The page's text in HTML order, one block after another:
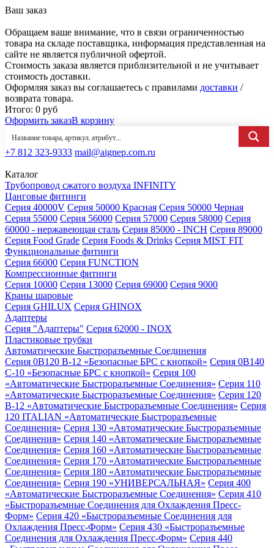
Ваш заказ
Обращаем ваше внимание, что в связи ограниченностью
товара на складе поставщика, информация представленная на
сайте не является публичной офертой.
Стоимость заказа является приблизительной и не учитывает
стоимость доставки.
Оформляя заказ вы соглашаетесь с правилами доставки /
возврата товара.
Итого: 0 руб
Оформить заказВ корзину
+7 812 323-9333 mail@aignep.com.ru
Каталог
Трубопровод сжатого воздуха INFINITY
Цанговые фитинги
Серия 40000V Серия 50000 Красная Серия 50000 Черная
Серия 55000 Серия 56000 Серия 57000 Серия 58000 Серия
60000 - нержавеющая сталь Серия 85000 - INCH Серия 89000
Серия Food Grade Серия Foods & Drinks Серия MIST FIT
Функциональные фитинги
Серия 66000 Серия FUNCTION
Компрессионные фитинги
Серия 10000 Серия 13000 Серия 69000 Серия 9000
Краны шаровые
Серия GHILUX Серия GHINOX
Адаптеры
Серия "Адаптеры" Серия 62000 - INOX
Пластиковые трубки
Автоматические Быстроразъемные Соединения
Серия 0B120 B-12 «Безопасные БРС с кнопкой» Серия 0B140
C-10 «Безопасные БРС с кнопкой» Серия 100
«Автоматические Быстроразъемные Соединения» Серия 110
«Автоматические Быстроразъемные Соединения» Серия 120
B-12 «Автоматические Быстроразъемные Соединения» Серия
120 ITALIAN «Автоматические Быстроразъемные
Соединения» Серия 130 «Автоматические Быстроразъемные
Соединения» Серия 140 «Автоматические Быстроразъемные
Соединения» Серия 160 «Автоматические Быстроразъемные
Соединения» Серия 170 «Автоматические Быстроразъемные
Соединения» Серия 180 «Автоматические Быстроразъемные
Соединения» Серия 190 «УНИВЕРСАЛЬНАЯ» Серия 400
«Автоматические Быстроразъемные Соединения» Серия 410
«Быстроразъемные Соединения для Охлаждения Пресс-
Форм» Серия 420 «Быстроразъемные Соединения для
Охлаждения Пресс-Форм» Серия 430 «Быстроразъемные
Соединения для Охлаждения Пресс-Форм» Серия 440